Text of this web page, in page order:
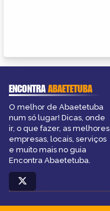
ENCONTRAABAETETUBA
O melhor de Abaetetuba
num só lugar! Dicas, onde
ir, o que fazer, as melhores
empresas, locais, serviços
e muito mais no guia
Encontra Abaetetuba.